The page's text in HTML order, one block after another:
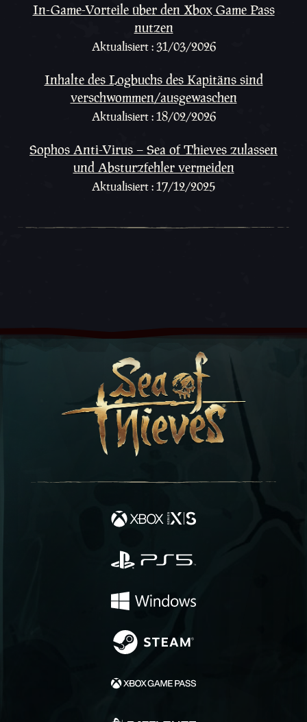
In-Game-Vorteile über den Xbox Game Pass
nutzen
Aktualisiert : 31/03/2026
Inhalte des Logbuchs des Kapitäns sind
verschwommen/ausgewaschen
Aktualisiert : 18/02/2026
Sophos Anti-Virus – Sea of Thieves zulassen
und Absturzfehler vermeiden
Aktualisiert : 17/12/2025